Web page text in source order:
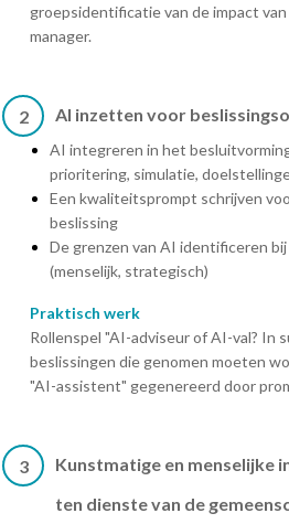
groepsidentificatie van de impact
manager.
2 AI inzetten voor
AI integreren in het
prioritering, simulatie,
Een kwaliteitsprompt schrijven
beslissing
De grenzen van AI identificeren
(menselijk, strategisch)
Praktisch werk
Rollenspel "AI-adviseur of AI-val? In
beslissingen die genomen moeten
"AI-assistent" gegenereerd door
3
Kunstmatige en menselijke
ten dienste van de